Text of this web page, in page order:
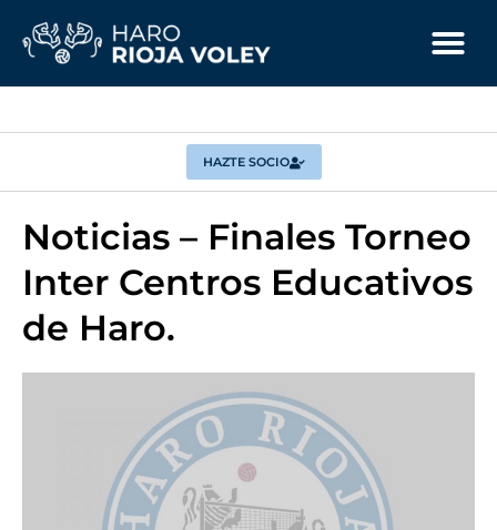
HAZTE SOCIO
Noticias – Finales Torneo
Inter Centros Educativos
de Haro.